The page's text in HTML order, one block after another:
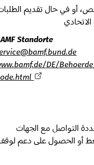
أو في حال تقديم الطلبات
BAMF Standorte
service@bamf.bund.de
www.bamf.de/DE/
node.html
التواصل مع الجهات
أو الحصول على دعم لوقف